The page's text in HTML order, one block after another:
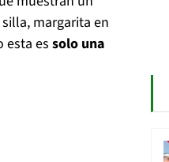
margarita en
esta es solo una